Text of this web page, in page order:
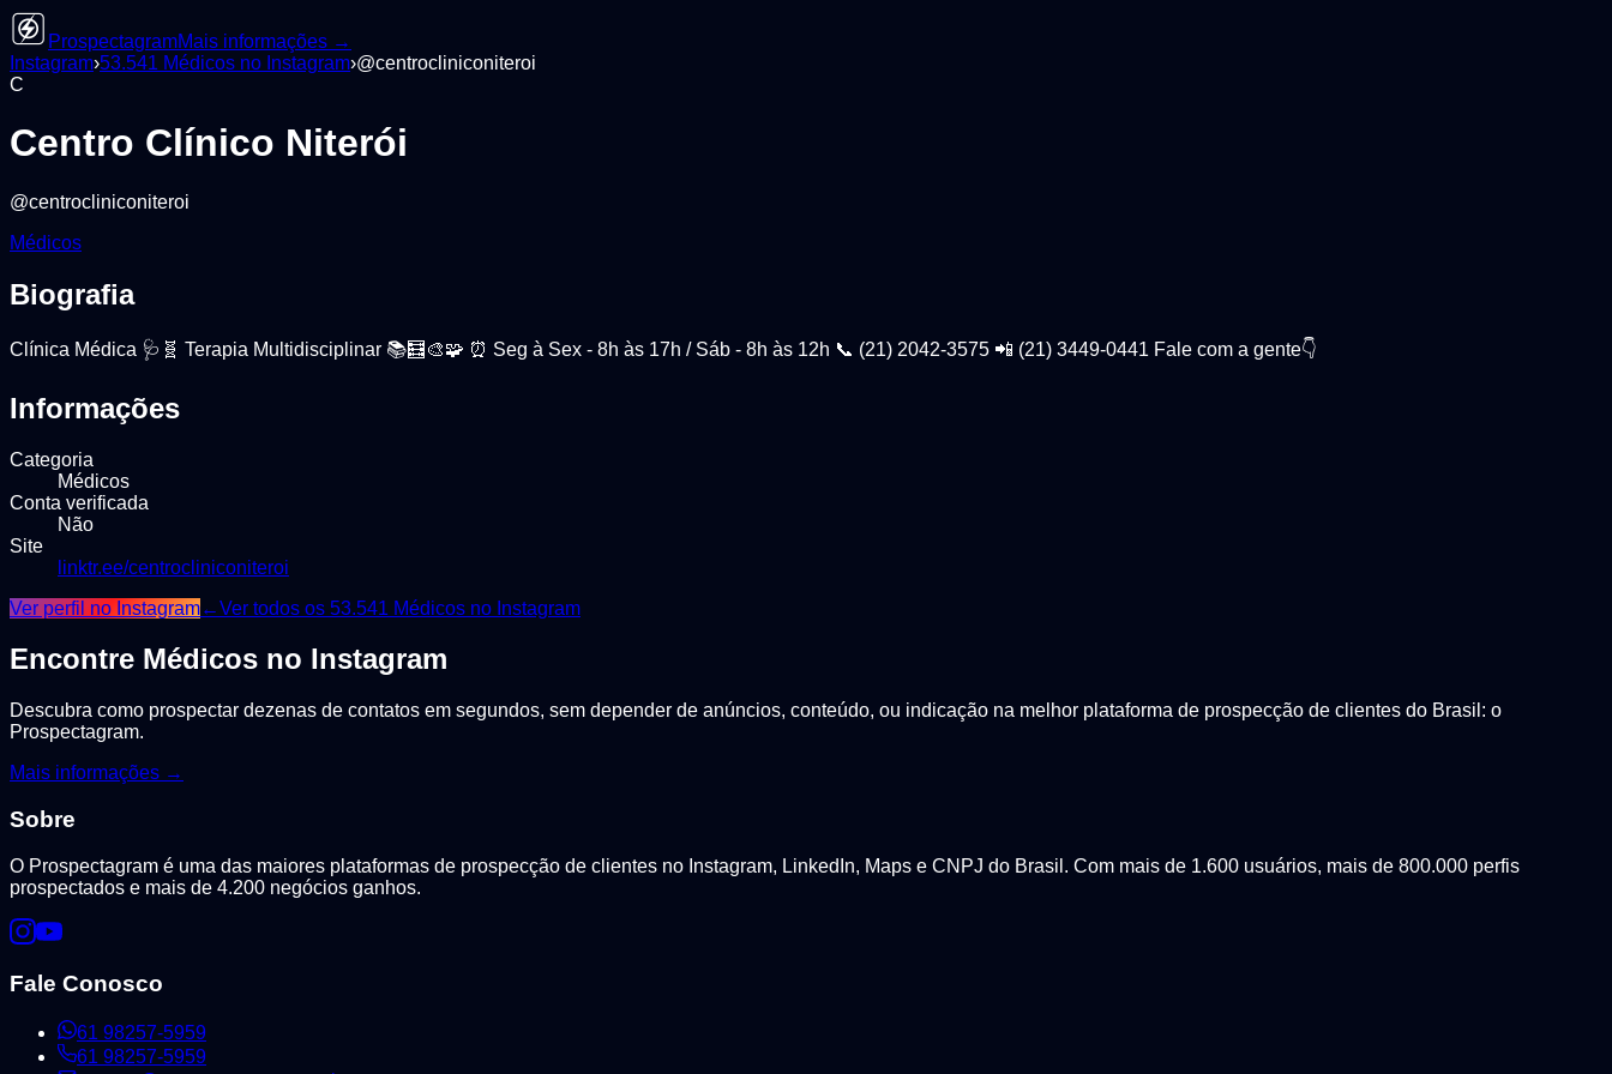
ProspectagramMais informações →
Instagram›53.541 Médicos no Instagram›@centrocliniconiteroi
C
Centro Clínico Niterói
@centrocliniconiteroi
Médicos
Biografia
Clínica Médica 🩺🧬 Terapia Multidisciplinar 📚🧮🎨🧩 ⏰ Seg à Sex - 8h às 17h / Sáb - 8h às 12h 📞 (21) 2042-3575 📲 (21) 3449-0441 Fale com a gente👇
Informações
Categoria
Médicos
Conta verificada
Não
Site
linktr.ee/centrocliniconiteroi
Ver perfil no Instagram←Ver todos os 53.541 Médicos no Instagram
Encontre Médicos no Instagram
Descubra como prospectar dezenas de contatos em segundos, sem depender de anúncios, conteúdo, ou indicação na melhor plataforma de prospecção de clientes do Brasil: o
Prospectagram.
Mais informações →
Sobre
O Prospectagram é uma das maiores plataformas de prospecção de clientes no Instagram, LinkedIn, Maps e CNPJ do Brasil. Com mais de 1.600 usuários, mais de 800.000 perfis
prospectados e mais de 4.200 negócios ganhos.
Fale Conosco
61 98257-5959
61 98257-5959